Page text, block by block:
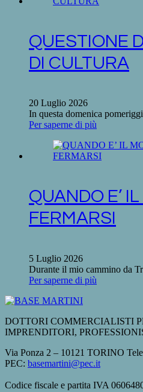
QUESTIONE
DI CULTURA
20 Luglio 2026
In questa domenica
Per saperne di più
QUANDO E’
FERMARSI
5 Luglio 2026
Durante il mio cammino da
Per saperne di più
DOTTORI COMMERCIALISTI
IMPRENDITORI,
Via Ponza 2 – 10121 TORINO
PEC: basemartini@pec.it
Codice fiscale e partita IVA